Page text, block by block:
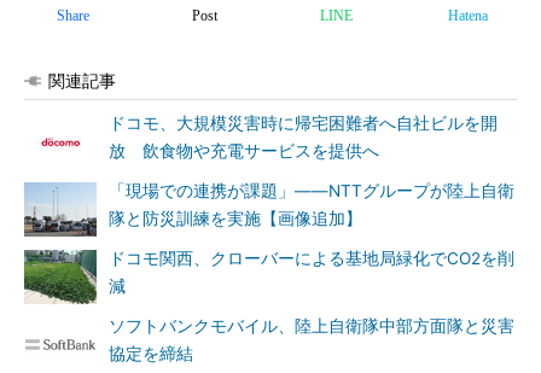
Share Post LINE Hatena
関連記事
ドコモ、大規模災害時に帰宅困難者へ自社ビルを開
放 飲食物や充電サービスを提供へ
「現場での連携が課題」――NTTグループが陸上自衛
隊と防災訓練を実施【画像追加】
ドコモ関西、クローバーによる基地局緑化でCO2を削
減
ソフトバンクモバイル、陸上自衛隊中部方面隊と災害
協定を締結